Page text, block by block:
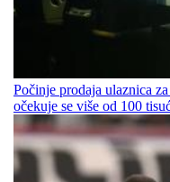
Počinje prodaja ulaznica
očekuje se više od 100